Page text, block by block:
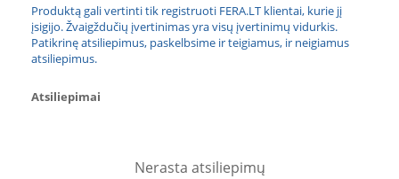
Produktą gali vertinti tik registruoti FERA.LT klientai, kurie jį
įsigijo. Žvaigždučių įvertinimas yra visų įvertinimų vidurkis.
Patikrinę atsiliepimus, paskelbsime ir teigiamus, ir neigiamus
atsiliepimus.
Atsiliepimai
Nerasta atsiliepimų